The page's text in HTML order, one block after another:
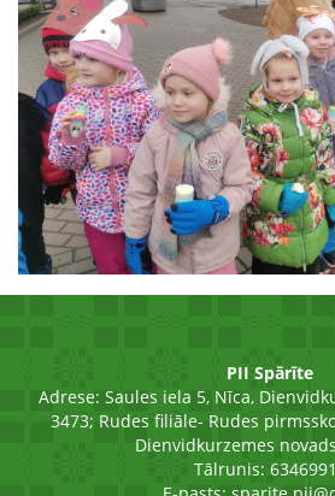
PII Spārīte
Adrese: Saules iela 5, Nīca,
3473; Rudes filiāle- Rudes
Dienvidkurzemes
Tālrunis: